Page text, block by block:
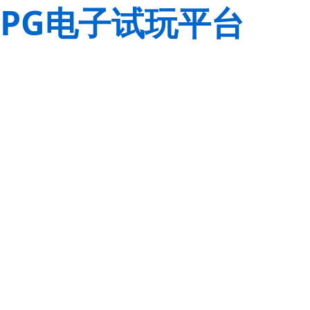
PG电子试玩平台